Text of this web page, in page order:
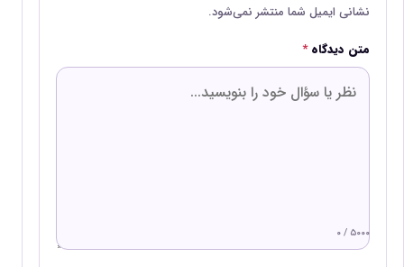
نشانی ایمیل شما منتشر نمی‌شود.
متن دیدگاه*
۰ / ۵۰۰۰